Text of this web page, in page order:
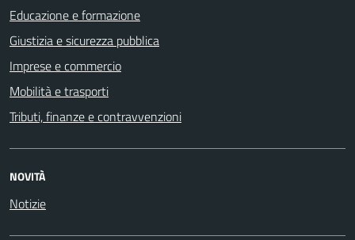
Educazione e formazione
Giustizia e sicurezza pubblica
Imprese e commercio
Mobilità e trasporti
Tributi, finanze e contravvenzioni
NOVITÀ
Notizie